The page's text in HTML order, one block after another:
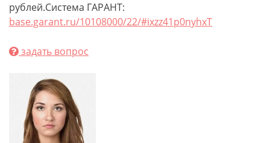
рублей.Система ГАРАНТ:
base.garant.ru/10108000/22/#ixzz41p0nyhxT
задать вопрос